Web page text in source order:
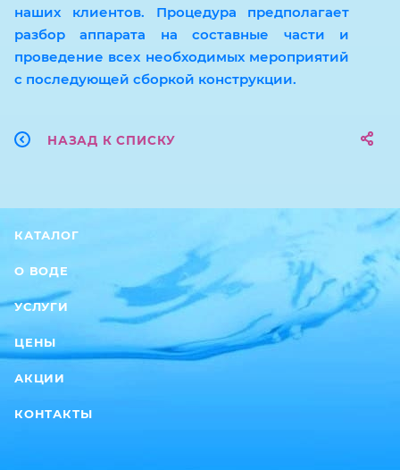
наших клиентов. Процедура предполагает
разбор аппарата на составные части и
проведение всех необходимых мероприятий
с последующей сборкой конструкции.
НАЗАД К СПИСКУ
КАТАЛОГ
О ВОДЕ
УСЛУГИ
ЦЕНЫ
АКЦИИ
КОНТАКТЫ